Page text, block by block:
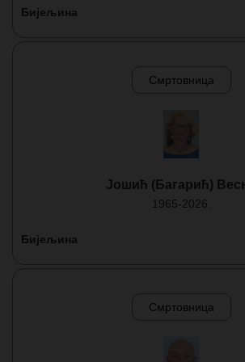
Бијељина
Смртовница
Јошић (Багарић)
1965-2026.
Бијељина
Смртовница